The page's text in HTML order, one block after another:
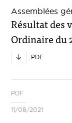
Assemblées
Résultat des
Ordinaire du
PDF
PDF
11/08/2021